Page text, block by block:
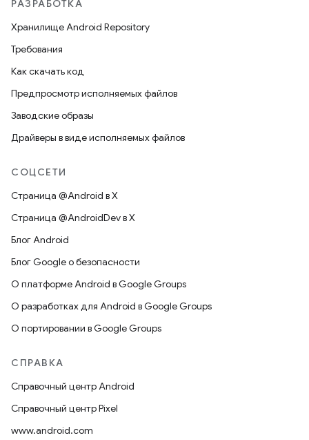
РАЗРАБОТКА
Хранилище Android Repository
Требования
Как скачать код
Предпросмотр исполняемых файлов
Заводские образы
Драйверы в виде исполняемых файлов
СОЦСЕТИ
Страница @Android в X
Страница @AndroidDev в X
Блог Android
Блог Google о безопасности
О платформе Android в Google Groups
О разработках для Android в Google Groups
О портировании в Google Groups
СПРАВКА
Справочный центр Android
Справочный центр Pixel
www.android.com